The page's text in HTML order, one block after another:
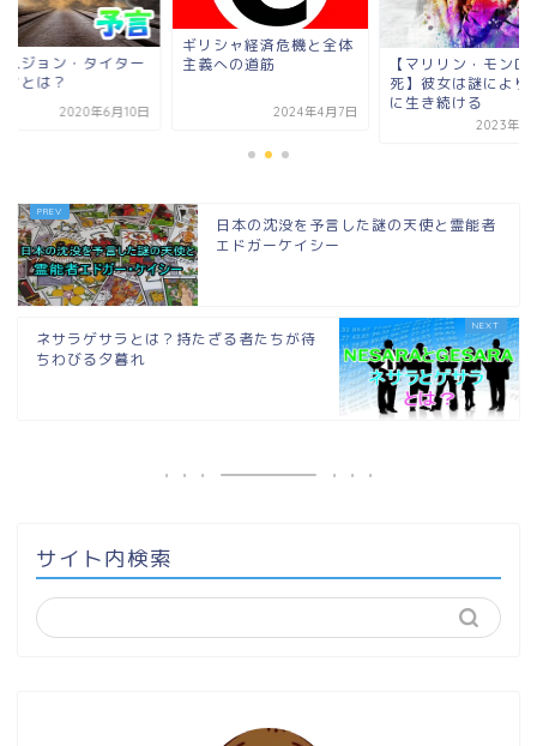
人ジョン・タイター
言とは？
2020年6月10日
ギリシャ経済危機と全体
主義への道筋
2024年4月7日
【マリリン・モンロ
死】彼女は謎により
に生き続ける
2023年7
日本の沈没を予言した謎の天使と霊能者
エドガーケイシー
ネサラゲサラとは？持たざる者たちが待
ちわびる夕暮れ
サイト内検索